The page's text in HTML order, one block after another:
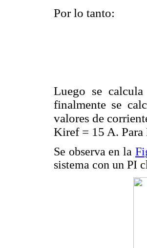
Por lo tanto:
Luego se
finalmente se
valores de
Kiref = 15 A.
Se observa en la
sistema con un PI